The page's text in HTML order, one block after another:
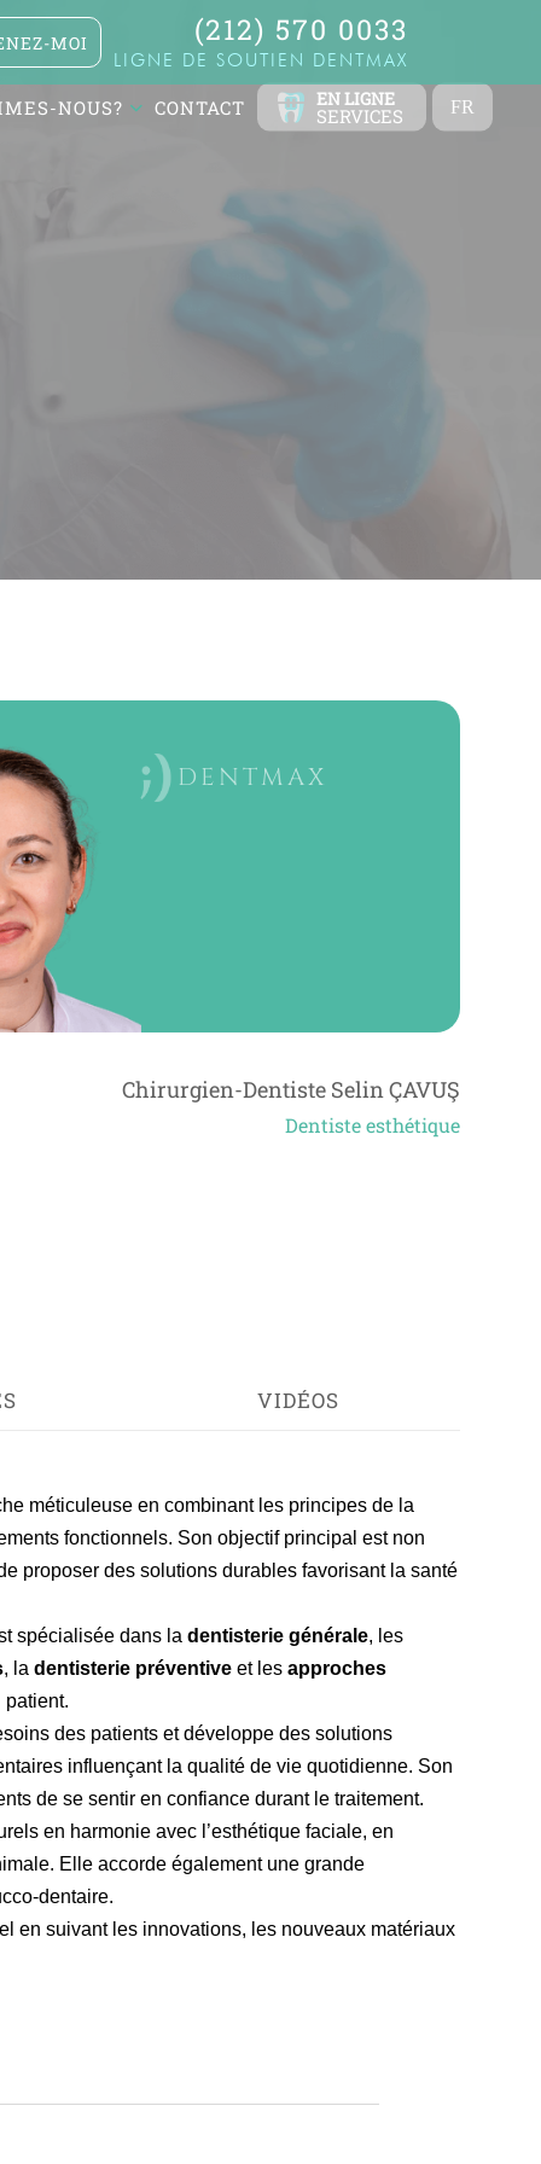
MOI (212) 570 0033
LIGNE DE SOUTIEN DENTMAX
NOUS? CONTACT EN LIGNE
SERVICES FR
sourire en 60
DENTMAX
Chirurgien-Dentiste Selin ÇAVUŞ
Dentiste esthétique
VIDÉOS
méticuleuse en combinant les principes de la
fonctionnels. Son objectif principal est non
proposer des solutions durables favorisant la santé
spécialisée dans la dentisterie générale, les
, la dentisterie préventiveet les approches
des patients et développe des solutions
influençant la qualité de vie quotidienne. Son
de se sentir en confiance durant le traitement.
en harmonie avec l’esthétique faciale, en
Elle accorde également une grande
dentaire.
en suivant les innovations, les nouveaux matériaux